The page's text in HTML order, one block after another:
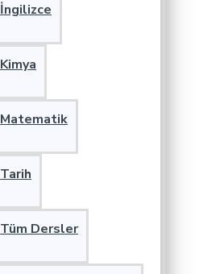
İngilizce
Kimya
Matematik
Tarih
Tüm Dersler